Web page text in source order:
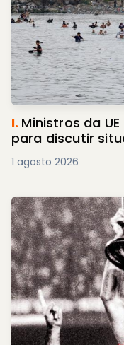
I. Ministros da
para discutir
1 agosto 2026